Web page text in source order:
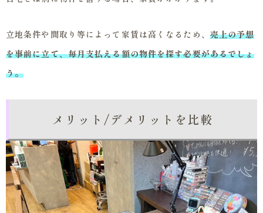
立地条件や間取り等によって家賃は高くなるため、 売上の予想
を事前に立て、毎月支払える額の物件を探す必要があるでしょ
う。
メリット/デメリットを比較